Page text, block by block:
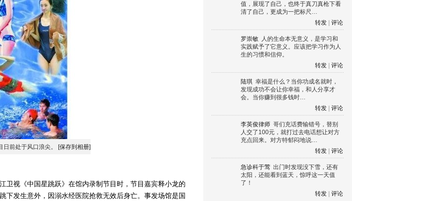
日前处于风口浪尖。 [保存到相册]
视《中国星跳跃》在馆内录制节目时，节目嘉宾释小龙的
下发生意外，因溺水经医院抢救无效后身亡。事发场馆是国
值，展现了自己，也终于真刀真枪下看
清了自己，更成为一把标尺…
转发
评论
罗崇敏 人的生命本无意义，是学习和
实践赋予了它意义。应该把学习作为人
生的习惯和信仰。
转发
评论
陆琪 幸福是什么？当你功成名就时，
发现成功不会让你幸福，和人分享才
会。当你赚到很多钱时…
转发
评论
李英俊律师 哥们充话费输错号，替别
人交了100元，就打过去电话想让对方
充点回来。对方特郁闷地说…
转发
评论
急诊科于莺 出门时发现没下雪，还有
太阳，还能看到蓝天，惊呼这一天值
了！
转发
评论